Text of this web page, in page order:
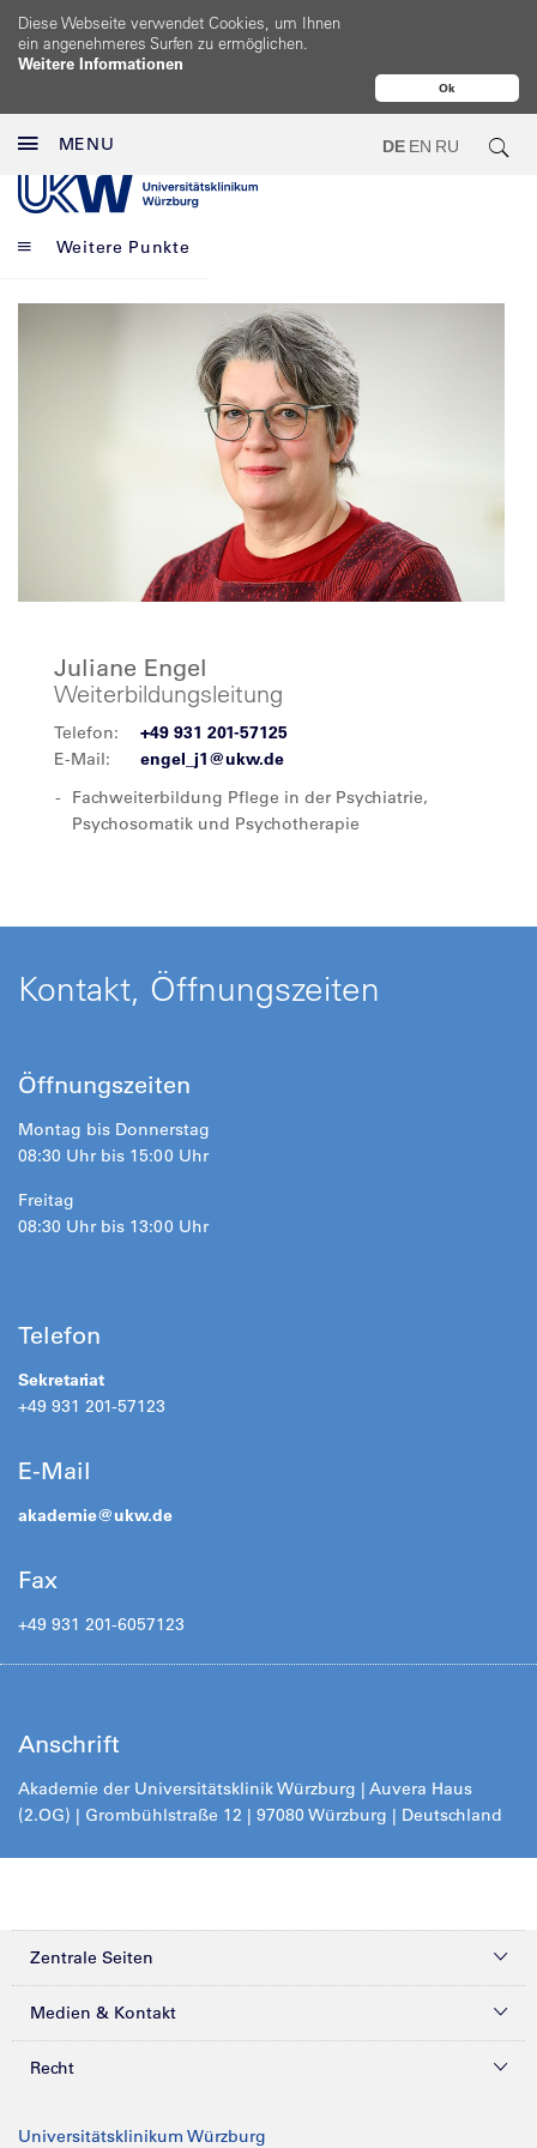
Ok
Diese Webseite verwendet Cookies, um Ihnen
ein angenehmeres Surfen zu ermöglichen.
Weitere Informationen
MENU DE EN RU
Weitere Punkte
Juliane Engel
Weiterbildungsleitung
Telefon:
+49 931 201-57125
E-Mail:
engel_j1@ukw.de
Fachweiterbildung Pflege in der Psychiatrie,
Psychosomatik und Psychotherapie
Kontakt, Öffnungszeiten
Öffnungszeiten
Montag bis Donnerstag
08:30 Uhr bis 15:00 Uhr
Freitag
08:30 Uhr bis 13:00 Uhr
Telefon
Sekretariat
+49 931 201-57123
E-Mail
akademie@ukw.de
Fax
+49 931 201-6057123
Anschrift
Akademie der Universitätsklinik Würzburg | Auvera Haus
(2.OG) | Grombühlstraße 12 | 97080 Würzburg | Deutschland
Zentrale Seiten
Kliniken & Zentren
Medien & Kontakt
Presse
Recht
Universitätsklinikum Würzburg